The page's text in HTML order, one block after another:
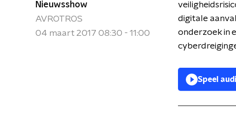
Nieuwsshow
AVROTROS
04 maart 2017 08:30 - 11:00
digitale
onderzoek in
Speel